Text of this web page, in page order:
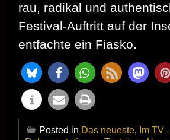
rau, radikal und
Festival-Auftritt auf der
entfachte ein Fiasko.
Posted in Das neueste, Im TV -